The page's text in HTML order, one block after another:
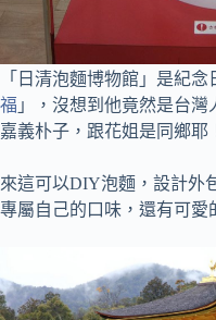
「日清泡麵博物館」是紀
福 」，沒想到他竟然是台
嘉義朴子，跟花姐是同鄉耶
來這可以DIY泡麵，設計外
專屬自己的口味，還有可愛